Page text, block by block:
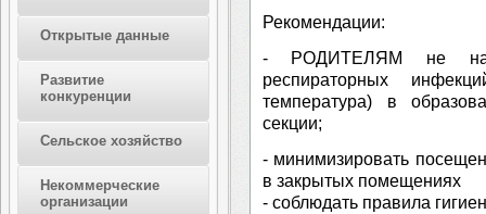
Открытые данные
Развитие
конкуренции
Сельское хозяйство
Некоммерческие
организации
Рекомендации:
- РОДИТЕЛЯМ не
респираторных
температура) в
секции;
- минимизировать
в закрытых помещениях
- соблюдать правила